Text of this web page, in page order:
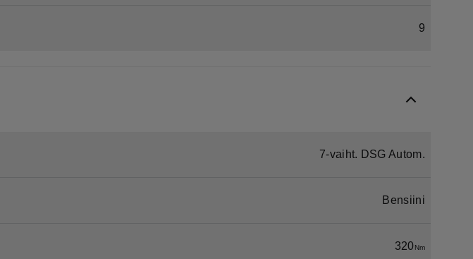
9
7-vaiht. DSG Autom.
Bensiini
320Nm